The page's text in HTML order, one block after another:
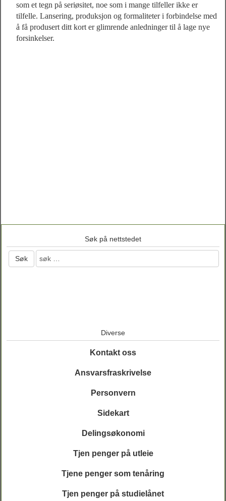
som et tegn på seriøsitet, noe som i mange tilfeller ikke er
tilfelle. Lansering, produksjon og formaliteter i forbindelse med
å få produsert ditt kort er glimrende anledninger til å lage nye
forsinkelser.
Søk på nettstedet
Diverse
Kontakt oss
Ansvarsfraskrivelse
Personvern
Sidekart
Delingsøkonomi
Tjen penger på utleie
Tjene penger som tenåring
Tjen penger på studielånet